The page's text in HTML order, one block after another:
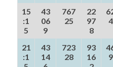
15
:1
5
43
06
9
767
25
22
97
8
21
:1
43
14
723
28
93
16